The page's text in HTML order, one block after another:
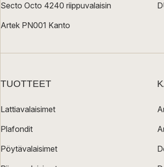
Secto Octo 4240 riippuvalaisin
Artek PN001 Kanto
TUOTTEET
Lattiavalaisimet
Plafondit
Pöytävalaisimet